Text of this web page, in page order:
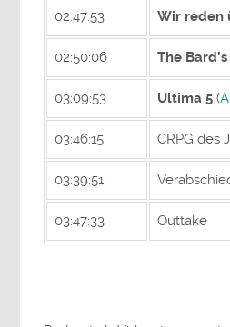
02:47:53 Wir reden
02:50:06 The
03:09:53 Ultima 5(
03:46:15 CRPG des
03:39:51
03:47:33 Outtake